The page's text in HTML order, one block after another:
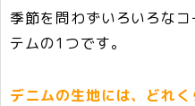
k
季節を問わずいろいろな
テムの1つです。
デニムの生地には、どれ